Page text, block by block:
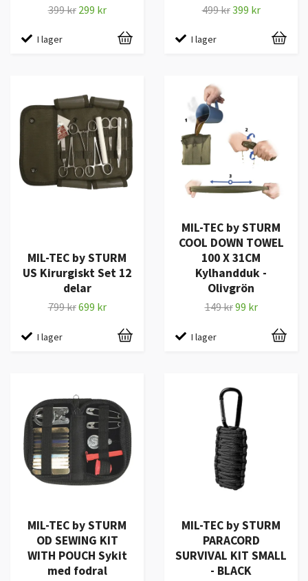
399 kr 299 kr
I lager
499 kr399 kr
I lager
MIL-TEC by STURM
US Kirurgiskt Set 12
delar
799 kr699 kr
I lager
MIL-TEC by STURM
COOL DOWN TOWEL
100 X 31CM
Kylhandduk -
Olivgrön
149 kr99 kr
I lager
MIL-TEC by STURM
OD SEWING KIT
WITH POUCH Sykit
med fodral
MIL-TEC by STURM
PARACORD
SURVIVAL KIT SMALL
- BLACK